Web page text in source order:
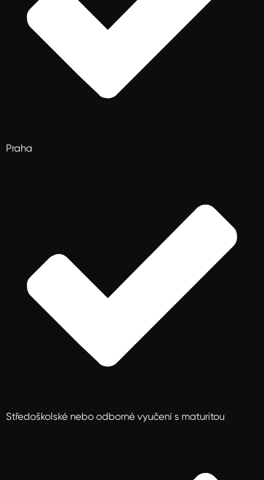
Praha
Středoškolské nebo odborné vyučení s maturitou